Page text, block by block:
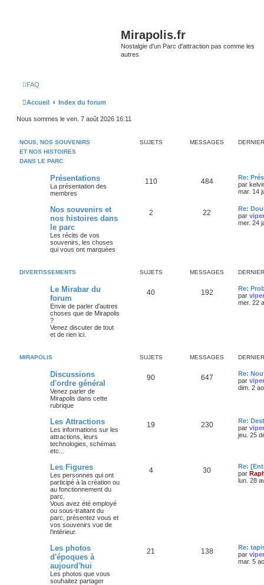
Mirapolis.fr
Nostalgie d'un Parc d'attraction pas comme les
autres
FAQ
Accueil Index du forum
Nous sommes le ven. 7 août 2026 16:11
NOUS, NOS SOUVENIRS
ET NOS HISTOIRES
DANS LE PARC
SUJETS MESSAGES
Présentations
La présentation des
membres
110 484
Re:
par
mar. 14
Nos souvenirs et
nos histoires dans
le parc
Les récits de vos
souvenirs, les choses
qui vous ont marquées
2 22
Re:
par
mer. 24
DIVERTISSEMENTS SUJETS MESSAGES
Le Mirabar du
forum
Envie de parler d'autres
choses que de Mirapolis
?
Venez discuter de tout
et de rien ici.
40 192
Re:
par
mer. 22
MIRAPOLIS SUJETS MESSAGES
Discussions
d'ordre général
Venez parler de
Mirapolis dans cette
rubrique
90 647
Re:
par
dim. 2
Les Attractions
Les informations sur les
attractions, leurs
technologies, schémas
etc...
19 230
Re:
par
jeu. 25
Les Figures
Les personnes qui ont
participé à la création ou
au fonctionnement du
parc.
Vous avez été employé
ou sous-traitant du
parc, présentez vous et
vos souvenirs vue de
l’intérieur.
4 30
Re:
par
lun. 28
Les photos
d'époques à
aujourd'hui
Les photos que vous
souhaitez partager
21 138
Re:
par
mar. 5